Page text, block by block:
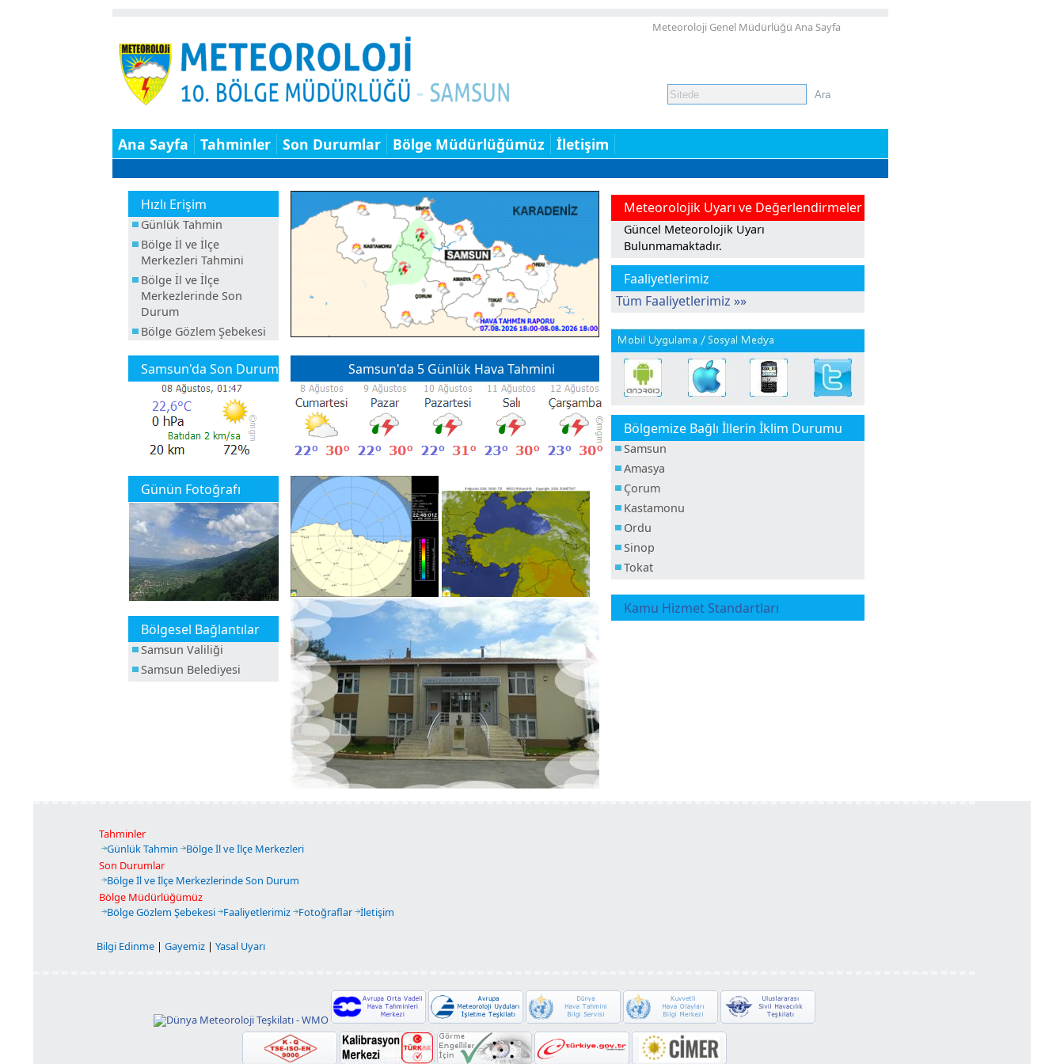
Meteoroloji Genel Müdürlüğü Ana Sayfa
Ana Sayfa Tahminler Son Durumlar Bölge Müdürlüğümüz İletişim
Hızlı Erişim
Günlük Tahmin
Bölge İl ve İlçe
Merkezleri Tahmini
Bölge İl ve İlçe
Merkezlerinde Son
Durum
Bölge Gözlem Şebekesi
Samsun'da Son Durum
Günün Fotoğrafı
Bölgesel Bağlantılar
Samsun Valiliği
Samsun Belediyesi
Samsun'da 5 Günlük Hava Tahmini
Meteorolojik Uyarı ve Değerlendirmeler
Güncel Meteorolojik Uyarı
Bulunmamaktadır.
Faaliyetlerimiz
Tüm Faaliyetlerimiz »»
Bölgemize Bağlı İllerin İklim Durumu
Samsun
Amasya
Çorum
Kastamonu
Ordu
Sinop
Tokat
Kamu Hizmet Standartları
Tahminler
Günlük Tahmin
Bölge İl ve İlçe Merkezleri
Son Durumlar
Bölge İl ve İlçe Merkezlerinde Son Durum
Bölge Müdürlüğümüz
Bölge Gözlem Şebekesi
Faaliyetlerimiz Fotoğraflar İletişim
Bilgi Edinme | Gayemiz | Yasal Uyarı